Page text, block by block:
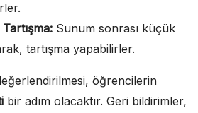
Sunum sonrası küçük
tartışma yapabilirler.
öğrencilerin
bir adım olacaktır. Geri bildirimler,